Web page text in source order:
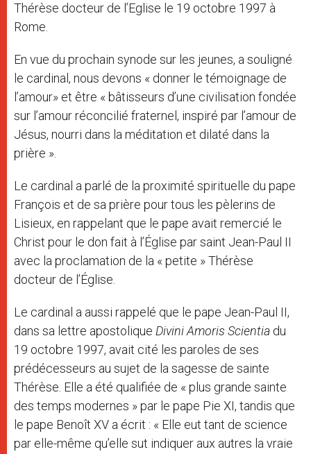
Thérèse docteur de l’Eglise le 19 octobre 1997 à
Rome.
En vue du prochain synode sur les jeunes, a souligné
le cardinal, nous devons « donner le témoignage de
l’amour» et être « bâtisseurs d’une civilisation fondée
sur l’amour réconcilié fraternel, inspiré par l’amour de
Jésus, nourri dans la méditation et dilaté dans la
prière ».
Le cardinal a parlé de la proximité spirituelle du pape
François et de sa prière pour tous les pèlerins de
Lisieux, en rappelant que le pape avait remercié le
Christ pour le don fait à l’Église par saint Jean-Paul II
avec la proclamation de la « petite » Thérèse
docteur de l’Église.
Le cardinal a aussi rappelé que le pape Jean-Paul II,
dans sa lettre apostolique Divini Amoris Scientia du
19 octobre 1997, avait cité les paroles de ses
prédécesseurs au sujet de la sagesse de sainte
Thérèse. Elle a été qualifiée de « plus grande sainte
des temps modernes » par le pape Pie XI, tandis que
le pape Benoît XV a écrit : « Elle eut tant de science
par elle-même qu’elle sut indiquer aux autres la vraie